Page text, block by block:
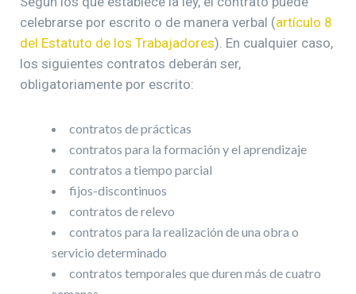
celebrarse por escrito o de manera verbal (artículo 8
del Estatuto de los Trabajadores). En cualquier caso,
los siguientes contratos deberán ser,
obligatoriamente por escrito:
contratos de prácticas
contratos para la formación y el aprendizaje
contratos a tiempo parcial
fijos-discontinuos
contratos de relevo
contratos para la realización de una obra o
servicio determinado
contratos temporales que duren más de cuatro